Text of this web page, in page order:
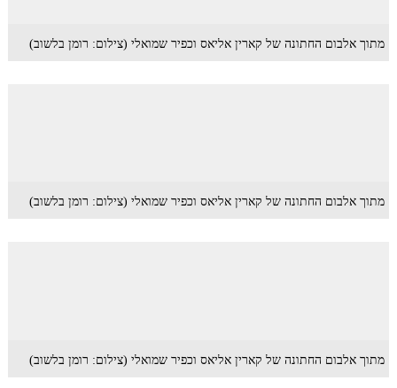
מתוך אלבום החתונה של קארין אליאס וכפיר שמואלי (צילום: רומן בלשוב)
מתוך אלבום החתונה של קארין אליאס וכפיר שמואלי (צילום: רומן בלשוב)
מתוך אלבום החתונה של קארין אליאס וכפיר שמואלי (צילום: רומן בלשוב)